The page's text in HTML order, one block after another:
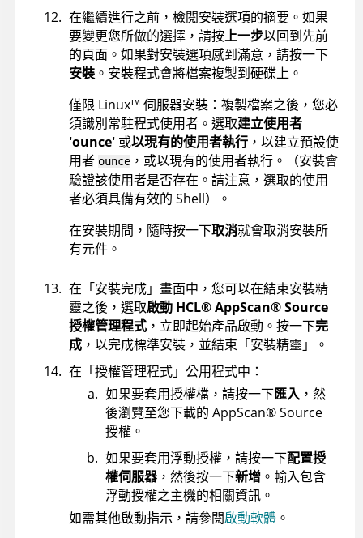
在繼續進行之前，檢閱安裝選項的摘要。如果
要變更您所做的選擇，請按上一步以回到先前
的頁面。如果對安裝選項感到滿意，請按一下
安裝 。安裝程式會將檔案複製到硬碟上。
僅限 Linux™ 伺服器安裝：複製檔案之後，您必
須識別常駐程式使用者。選取建立使用者
'ounce' 或以現有的使用者執行 ，以建立預設使
用者 ounce ，或以現有的使用者執行。（安裝會
驗證該使用者是否存在。請注意，選取的使用
者必須具備有效的 Shell）。
在安裝期間，隨時按一下取消就會取消安裝所
有元件。
在「安裝完成」畫面中，您可以在結束安裝精
靈之後，選取啟動 HCL®AppScan®Source
授權管理程式 ，立即起始產品啟動。按一下完
成 ，以完成標準安裝，並結束「安裝精靈」。
在「授權管理程式」公用程式中：
如果要套用授權檔，請按一下匯入 ，然
後瀏覽至您下載的 AppScan®Source
授權。
如果要套用浮動授權，請按一下配置授
權伺服器 ，然後按一下新增 。輸入包含
浮動授權之主機的相關資訊。
如需其他啟動指示，請參閱啟動軟體 。